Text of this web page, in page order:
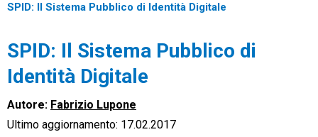
SPID: Il Sistema Pubblico di Identità Digitale
SPID: Il Sistema Pubblico di
Identità Digitale
Autore: Fabrizio Lupone
Ultimo aggiornamento: 17.02.2017